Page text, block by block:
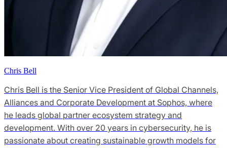
Chris Bell
Chris Bell is the Senior Vice President of Global Channels,
Alliances and Corporate Development at Sophos, where
he leads global partner ecosystem strategy and
development. With over 20 years in cybersecurity, he is
passionate about creating sustainable growth models for